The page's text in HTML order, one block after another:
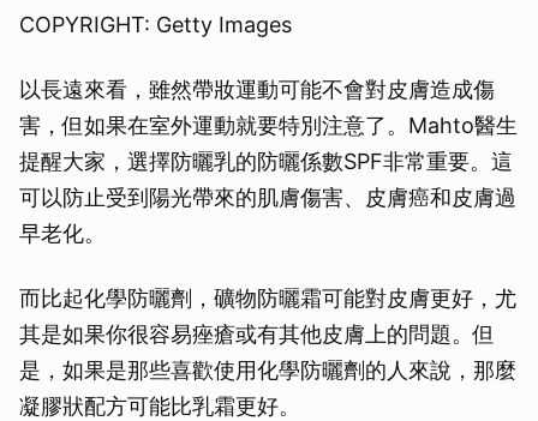
COPYRIGHT: Getty Images
以長遠來看，雖然帶妝運動可能不會對皮膚造成傷
害，但如果在室外運動就要特別注意了。Mahto醫生
提醒大家，選擇防曬乳的防曬係數SPF非常重要。這
可以防止受到陽光帶來的肌膚傷害、皮膚癌和皮膚過
早老化。
而比起化學防曬劑，礦物防曬霜可能對皮膚更好，尤
其是如果你很容易痤瘡或有其他皮膚上的問題。但
是，如果是那些喜歡使用化學防曬劑的人來說，那麼
凝膠狀配方可能比乳霜更好。